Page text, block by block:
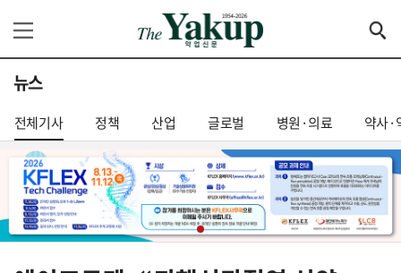
뉴스
전체기사 정책 산업 글로벌 병원·의료 약사·